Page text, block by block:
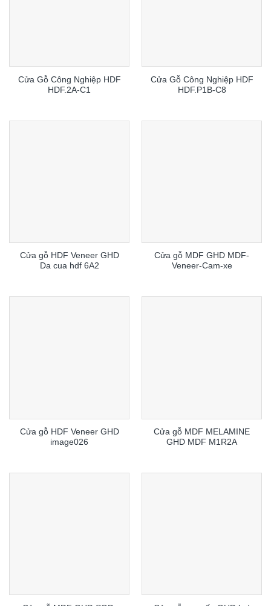
Cửa Gỗ Công Nghiệp HDF
HDF.2A-C1
Cửa Gỗ Công Nghiệp HDF
HDF.P1B-C8
Cửa gỗ HDF Veneer GHD
Da cua hdf 6A2
Cửa gỗ MDF GHD MDF-
Veneer-Cam-xe
Cửa gỗ HDF Veneer GHD
image026
Cửa gỗ MDF MELAMINE
GHD MDF M1R2A